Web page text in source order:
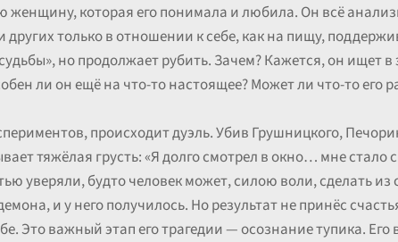
женщину, которая его понимала и любила. Он всё
других только в отношении к себе, как на пищу,
но продолжает рубить. Зачем? Кажется, он ищет в
ли он ещё на что-то настоящее? Может ли что-то его
происходит дуэль. Убив Грушницкого,
тяжёлая грусть: «Я долго смотрел в окно… мне
уверяли, будто человек может, силою воли, сделать из
и у него получилось. Но результат не принёс
Это важный этап его трагедии — осознание тупика. Его